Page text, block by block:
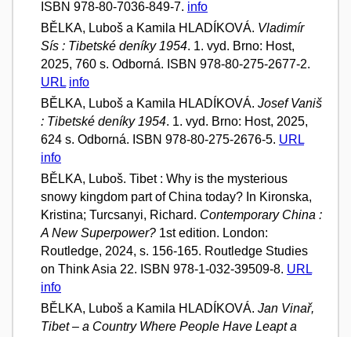
ISBN 978-80-7036-849-7. info
BĚLKA, Luboš a Kamila HLADÍKOVÁ. Vladimír
Sís : Tibetské deníky 1954. 1. vyd. Brno: Host,
2025, 760 s. Odborná. ISBN 978-80-275-2677-2.
URL info
BĚLKA, Luboš a Kamila HLADÍKOVÁ. Josef Vaniš
: Tibetské deníky 1954. 1. vyd. Brno: Host, 2025,
624 s. Odborná. ISBN 978-80-275-2676-5. URL
info
BĚLKA, Luboš. Tibet : Why is the mysterious
snowy kingdom part of China today? In Kironska,
Kristina; Turcsanyi, Richard. Contemporary China :
A New Superpower? 1st edition. London:
Routledge, 2024, s. 156-165. Routledge Studies
on Think Asia 22. ISBN 978-1-032-39509-8. URL
info
BĚLKA, Luboš a Kamila HLADÍKOVÁ. Jan Vinař,
Tibet – a Country Where People Have Leapt a